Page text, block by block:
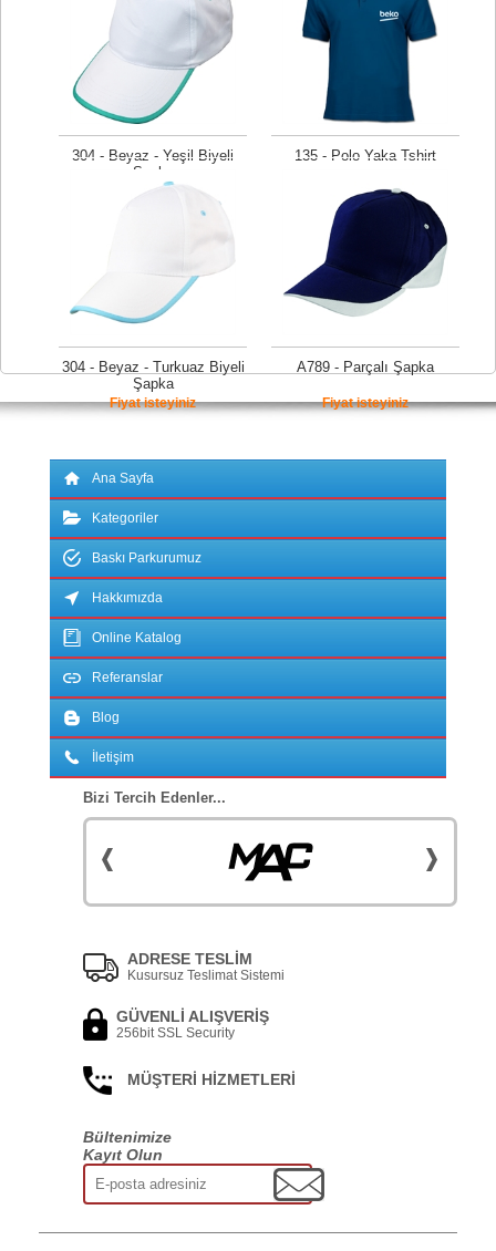
304 - Beyaz - Yeşil Biyeli
Şapka
135 - Polo Yaka Tshirt
Fiyat isteyiniz
304 - Beyaz - Turkuaz Biyeli
Şapka
Fiyat isteyiniz
A789 - Parçalı Şapka
Fiyat isteyiniz
Ana Sayfa
Kategoriler
Baskı Parkurumuz
Hakkımızda
Online Katalog
Referanslar
Blog
İletişim
Bizi Tercih Edenler...
ADRESE TESLİM
Kusursuz Teslimat Sistemi
GÜVENLİ ALIŞVERİŞ
256bit SSL Security
MÜŞTERİ HİZMETLERİ
Bültenimize
Kayıt Olun